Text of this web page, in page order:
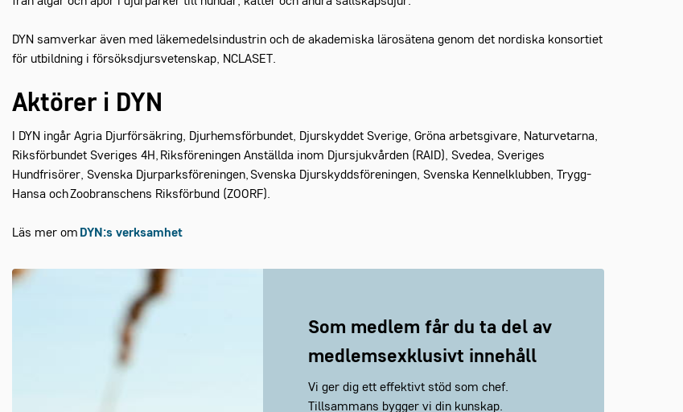
DYN samverkar även med läkemedelsindustrin och de akademiska lärosätena genom det nordiska konsortiet
för utbildning i försöksdjursvetenskap, NCLASET.
Aktörer i DYN
I DYN ingår Agria Djurförsäkring, Djurhemsförbundet, Djurskyddet Sverige, Gröna arbetsgivare, Naturvetarna,
Riksförbundet Sveriges 4H, Riksföreningen Anställda inom Djursjukvården (RAID), Svedea, Sveriges
Hundfrisörer, Svenska Djurparksföreningen, Svenska Djurskyddsföreningen, Svenska Kennelklubben, Trygg-
Hansa och Zoobranschens Riksförbund (ZOORF).
Läs mer om DYN :s verksamhet
Som medlem får du ta del av
medlemsexklusivt innehåll
Vi ger dig ett effektivt stöd som chef.
Tillsammans bygger vi din kunskap.